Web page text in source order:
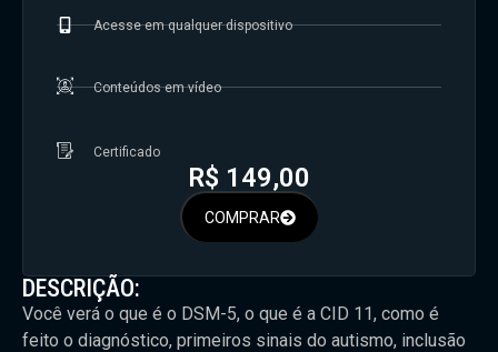
DESCRIÇÃO:
Você verá o que é o DSM-5, o que é a CID 11, como é
feito o diagnóstico, primeiros sinais do autismo, inclusão
Acesse em qualquer dispositivo
Conteúdos em vídeo
Certificado
R$ 149,00
COMPRAR